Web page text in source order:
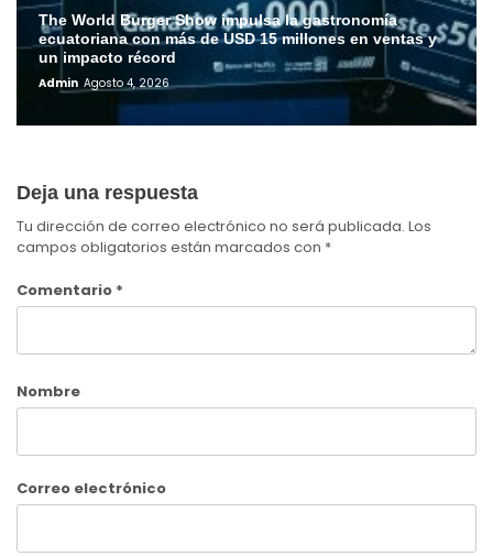
The World Burger Show impulsa la gastronomía
ecuatoriana con más de USD 15 millones en ventas y
un impacto récord
Admin Agosto 4, 2026
Deja una respuesta
Tu dirección de correo electrónico no será publicada. Los
campos obligatorios están marcados con *
Comentario *
Nombre
Correo electrónico